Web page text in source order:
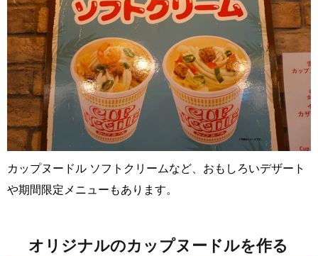
カップヌードル ソフトクリームなど、おもしろいデザート
や期間限定メニューもあります。
オリジナルのカップヌードルを作る